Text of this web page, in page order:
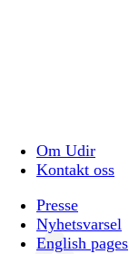
Om Udir
Kontakt oss
Presse
Nyhetsvarsel
English pages